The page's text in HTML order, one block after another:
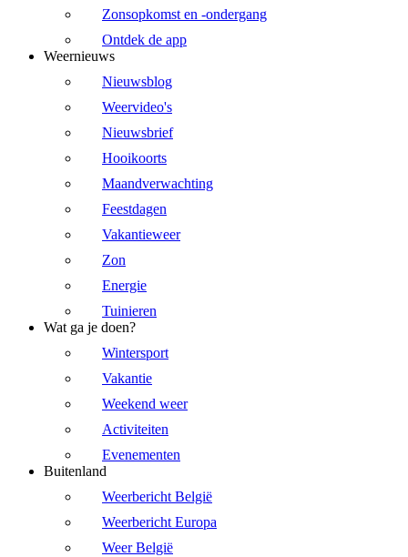
Zonsopkomst en -ondergang
Ontdek de app
Weernieuws
Nieuwsblog
Weervideo's
Nieuwsbrief
Hooikoorts
Maandverwachting
Feestdagen
Vakantieweer
Zon
Energie
Tuinieren
Wat ga je doen?
Wintersport
Vakantie
Weekend weer
Activiteiten
Evenementen
Buitenland
Weerbericht België
Weerbericht Europa
Weer België